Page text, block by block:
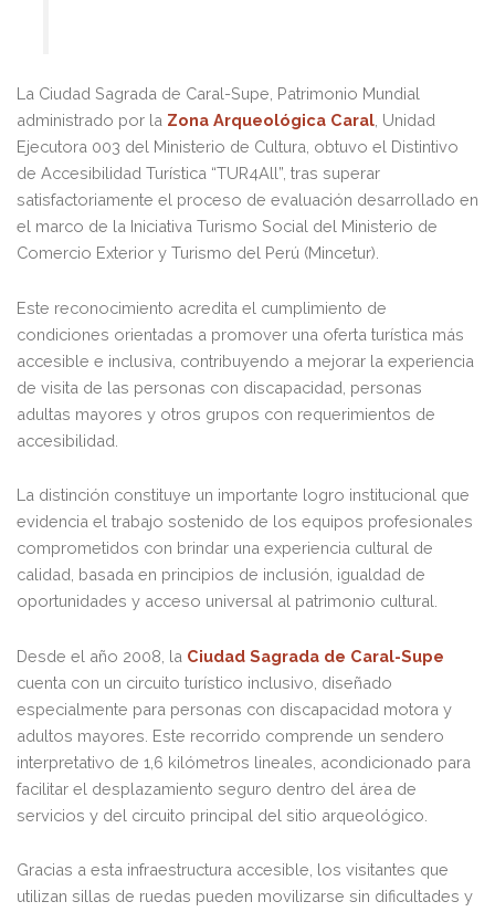
La Ciudad Sagrada de Caral-Supe, Patrimonio Mundial
administrado por la Zona Arqueológica Caral , Unidad
Ejecutora 003 del Ministerio de Cultura, obtuvo el Distintivo
de Accesibilidad Turística “TUR4All”, tras superar
satisfactoriamente el proceso de evaluación desarrollado en
el marco de la Iniciativa Turismo Social del Ministerio de
Comercio Exterior y Turismo del Perú (Mincetur).
Este reconocimiento acredita el cumplimiento de
condiciones orientadas a promover una oferta turística más
accesible e inclusiva, contribuyendo a mejorar la experiencia
de visita de las personas con discapacidad, personas
adultas mayores y otros grupos con requerimientos de
accesibilidad.
La distinción constituye un importante logro institucional que
evidencia el trabajo sostenido de los equipos profesionales
comprometidos con brindar una experiencia cultural de
calidad, basada en principios de inclusión, igualdad de
oportunidades y acceso universal al patrimonio cultural.
Desde el año 2008, la Ciudad Sagrada de Caral-Supe
cuenta con un circuito turístico inclusivo, diseñado
especialmente para personas con discapacidad motora y
adultos mayores. Este recorrido comprende un sendero
interpretativo de 1,6 kilómetros lineales, acondicionado para
facilitar el desplazamiento seguro dentro del área de
servicios y del circuito principal del sitio arqueológico.
Gracias a esta infraestructura accesible, los visitantes que
utilizan sillas de ruedas pueden movilizarse sin dificultades y